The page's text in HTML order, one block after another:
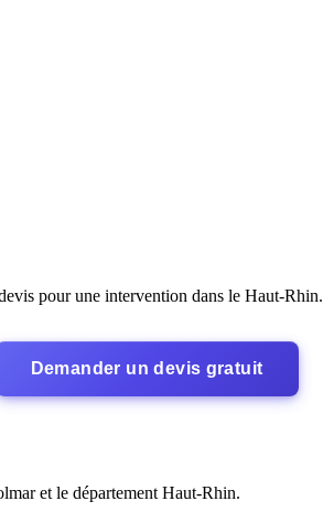
pour une intervention dans le Haut-Rhin.
Demander un devis gratuit
et le département Haut-Rhin.